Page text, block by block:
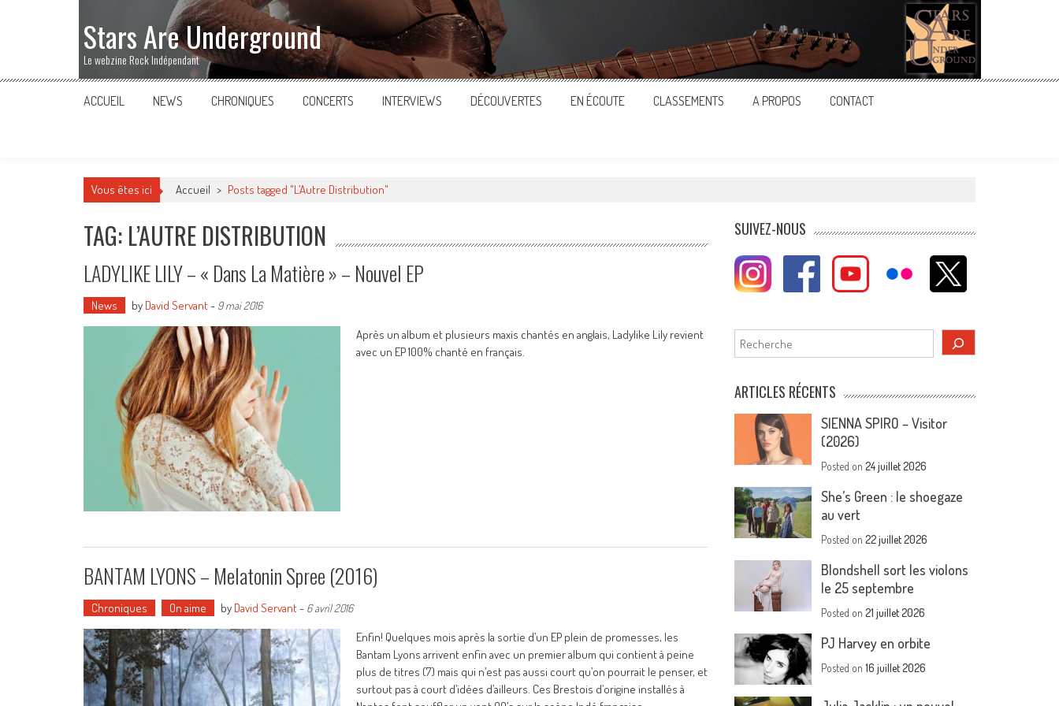
Stars Are Underground
Le webzine Rock Indépendant
ACCUEIL NEWS CHRONIQUES CONCERTS INTERVIEWS DÉCOUVERTES EN ÉCOUTE CLASSEMENTS A PROPOS CONTACT
Vous êtes ici Accueil > Posts tagged "L’Autre Distribution"
TAG: L’AUTRE DISTRIBUTION
LADYLIKE LILY – « Dans La Matière » – Nouvel EP
News by David Servant- 9 mai 2016
Après un album et plusieurs maxis chantés en anglais, Ladylike Lily revient
avec un EP 100% chanté en français.
BANTAM LYONS – Melatonin Spree (2016)
Chroniques On aime by David Servant- 6 avril 2016
Enfin! Quelques mois après la sortie d’un EP plein de promesses, les
Bantam Lyons arrivent enfin avec un premier album qui contient à peine
plus de titres (7) mais qui n’est pas aussi court qu’on pourrait le penser, et
surtout pas à court d’idées d’ailleurs. Ces Brestois d’origine installés à
SUIVEZ-NOUS
Rechercher
ARTICLES RÉCENTS
SIENNA SPIRO – Visitor
(2026)
Posted on24 juillet 2026
She’s Green : le shoegaze
au vert
Posted on22 juillet 2026
Blondshell sort les violons
le 25 septembre
Posted on21 juillet 2026
PJ Harvey en orbite
Posted on16 juillet 2026